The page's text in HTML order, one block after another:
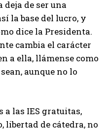
de ser una
la base del lucro, y
dice la Presidenta.
cambia el carácter
a ella, llámense como
aunque no lo
a las IES gratuitas,
libertad de cátedra, no